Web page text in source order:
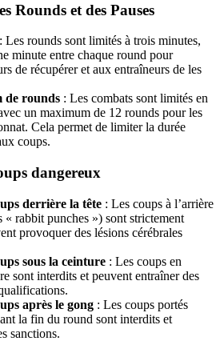
Rounds et des Pauses
: Les rounds sont limités à trois minutes,
minute entre chaque round pour
de récupérer et aux entraîneurs de les
de rounds : Les combats sont limités en
un maximum de 12 rounds pour les
Cela permet de limiter la durée
coups.
dangereux
derrière la tête : Les coups à l’arrière
« rabbit punches ») sont strictement
provoquer des lésions cérébrales
sous la ceinture : Les coups en
sont interdits et peuvent entraîner des
après le gong : Les coups portés
la fin du round sont interdits et
sanctions.